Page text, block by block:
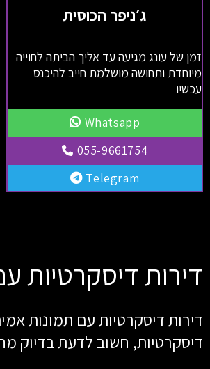
ג׳ניפר הכוסית
זמן של עונג מגיעה עד אליך הביתה לחוייה
מיוחדת ותחושה מושלמת חייב להיכנס
עכשיו
Whatsapp
055-9661754
Telegram
דירות דיסקרטיות
דירות דיסקרטיות עם תמונות
דיסקרטיות, חשוב לדעת בדיוק